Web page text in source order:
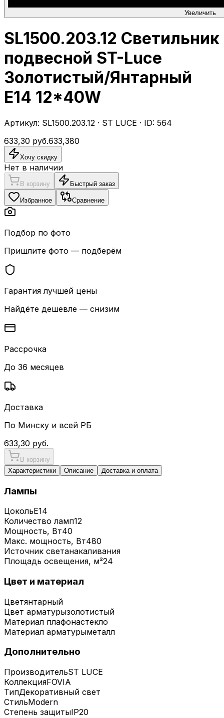
Увеличить
SL1500.203.12 Светильник
подвесной ST-Luce
Золотистый/Янтарный
E14 12*40W
Артикул: SL1500.203.12 · ST LUCE · ID: 564
633,30 руб.633,380
Хочу скидку
Нет в наличии
В корзину Быстрый заказ
Избранное Сравнение
Подбор по фото
Пришлите фото — подберём
Гарантия лучшей цены
Найдёте дешевле — снизим
Рассрочка
До 36 месяцев
Доставка
По Минску и всей РБ
633,30 руб.
В корзину
Характеристики
Описание Доставка и оплата
Лампы
ЦокольE14
Количество ламп12
Мощность, Вт40
Макс. мощность, Вт480
Источник светанакаливания
Площадь освещения, м²24
Цвет и материал
Цветянтарный
Цвет арматурызолотистый
Материал плафонастекло
Материал арматурыметалл
Дополнительно
ПроизводительST LUCE
КоллекцияFOVIA
ТипДекоративный свет
СтильModern
Степень защитыIP20